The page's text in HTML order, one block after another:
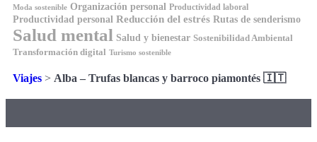
Moda sostenible Organización personal Productividad laboral
Productividad personal Reducción del estrés Rutas de senderismo
Salud mental Salud y bienestar Sostenibilidad Ambiental
Transformación digital Turismo sostenible
Viajes > Alba – Trufas blancas y barroco piamontés 🇮🇹